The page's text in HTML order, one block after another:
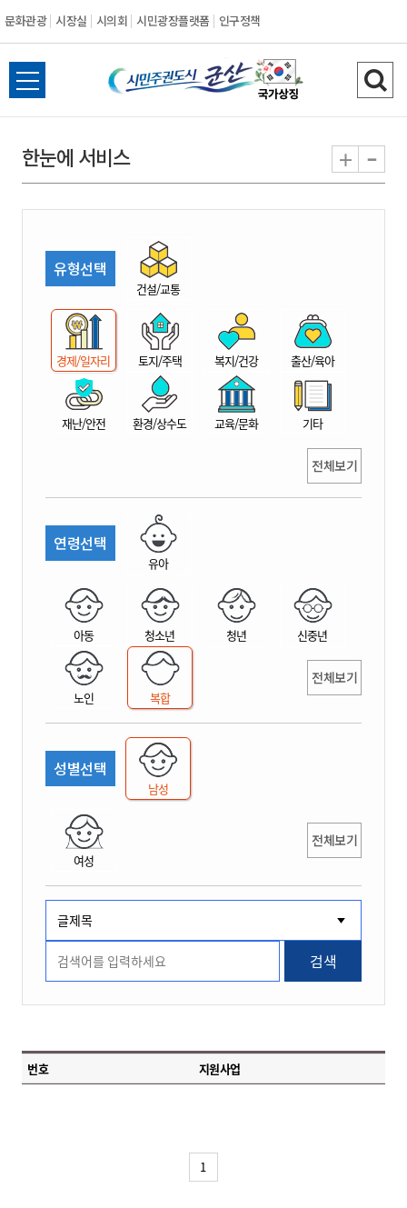
문화관광 시장실 시의회 시민광장플랫폼 인구정책
시
민
권
시
산
전
체
뉴
열
검
색
기
한눈에 서비스 + -
유형선택
건설/교통
경제/일자리 토지/주택 복지/건강 출산/육아
재난/안전 환경/상수도 교육/문화 기타
전체보기
연령선택
유아
아동 청소년 청년 신중년
노인 복합
전체보기
성별선택
남성
여성
전체보기
검색
번호 지원사업
1